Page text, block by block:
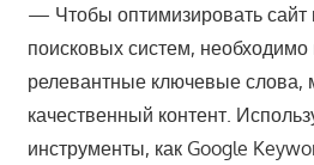
— Чтобы оптимизировать сайт
поисковых систем, необходимо
релевантные ключевые слова,
качественный контент.
инструменты, как Google